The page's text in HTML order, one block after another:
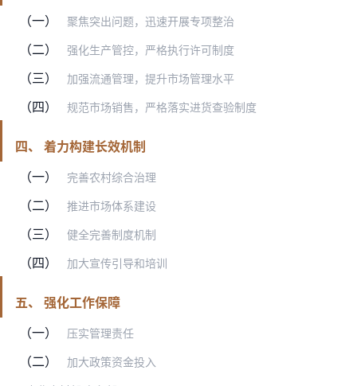
（一）
聚焦突出问题，迅速开展专项整治
（二） 强化生产管控，严格执行许可制度
（三） 加强流通管理，提升市场管理水平
（四） 规范市场销售，严格落实进货查验制度
四、 着力构建长效机制
（一）
完善农村综合治理
（二） 推进市场体系建设
（三） 健全完善制度机制
（四） 加大宣传引导和培训
五、 强化工作保障
（一）
压实管理责任
（二）
加大政策资金投入